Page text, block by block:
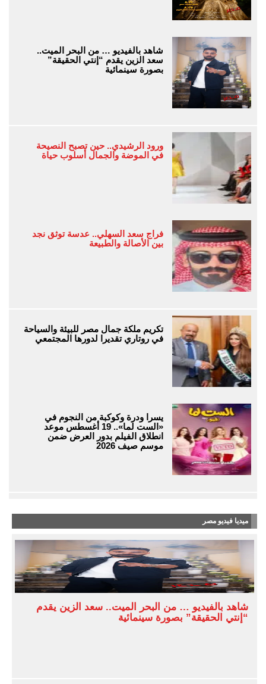
شاهد بالفيديو … من البحر الميت..
سعد الزين يقدم “إنتي الحقيقة”
بصورة سينمائية
ورود الرشيدي.. حين تصبح النصيحة
في الموضة والجمال أسلوب حياة
فراج سعد السهلي.. عدسة توثق نجد
بين الأصالة والطبيعة
تكريم ملكة جمال مصر للبيئة والسياحة
في روتاري تقديرا لدورها المجتمعي
يسرا ودرة وكوكبة من النجوم في
«الست لما».. 19 أغسطس موعد
انطلاق الفيلم بدور العرض ضمن
موسم صيف 2026
ميديا فيديو مصر
شاهد بالفيديو … من البحر الميت.. سعد الزين يقدم
“إنتي الحقيقة” بصورة سينمائية